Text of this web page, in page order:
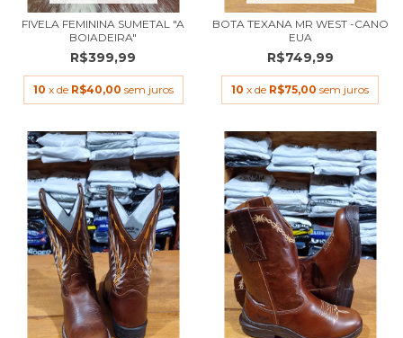
FIVELA FEMININA SUMETAL "A
BOIADEIRA"
R$399,99
10 x de R$40,00 sem juros
BOTA TEXANA MR WEST -CANO
EUA
R$749,99
10 x de R$75,00 sem juros